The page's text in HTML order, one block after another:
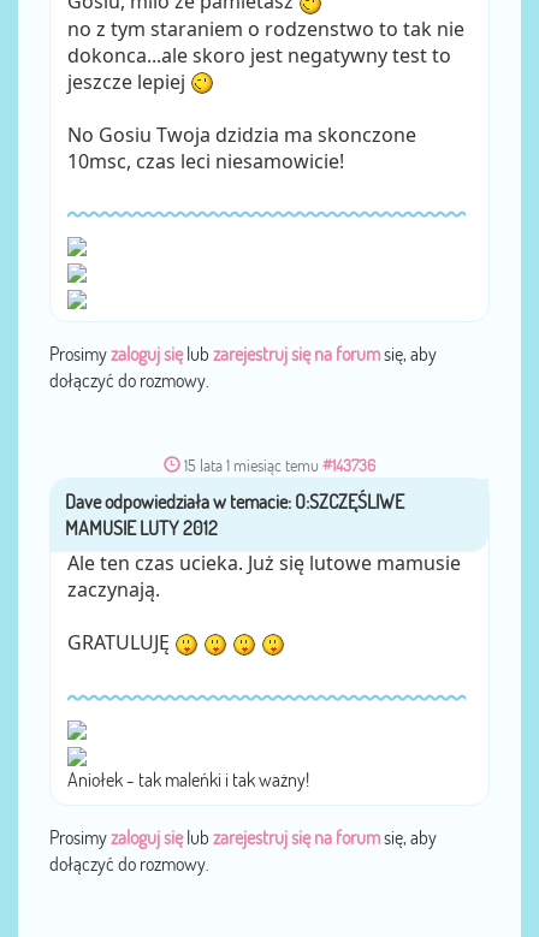
no z tym staraniem o rodzenstwo to tak nie
dokonca...ale skoro jest negatywny test to
jeszcze lepiej
No Gosiu Twoja dzidzia ma skonczone
10msc, czas leci niesamowicie!
Prosimyzaloguj sięlub zarejestruj się na forumsię, aby
dołączyć do rozmowy.
15 lata 1 miesiąc temu #143736
przezDave
Ale ten czas ucieka. Już się lutowe mamusie
zaczynają.
GRATULUJĘ
Aniołek - tak maleńki i tak ważny!
Prosimyzaloguj sięlub zarejestruj się na forumsię, aby
dołączyć do rozmowy.